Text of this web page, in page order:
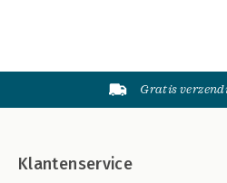
Gratis
Klantenservice